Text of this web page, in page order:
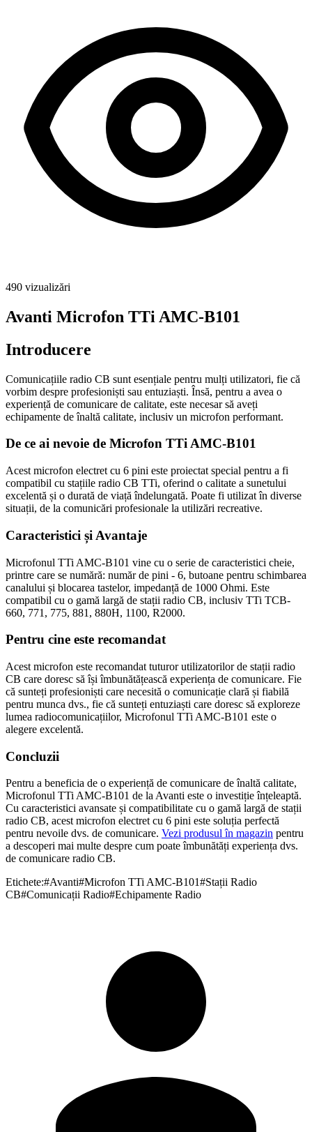
490 vizualizări
Avanti Microfon TTi AMC-B101
Introducere
Comunicațiile radio CB sunt esențiale pentru mulți utilizatori, fie că
vorbim despre profesioniști sau entuziaști. Însă, pentru a avea o
experiență de comunicare de calitate, este necesar să aveți
echipamente de înaltă calitate, inclusiv un microfon performant.
De ce ai nevoie de Microfon TTi AMC-B101
Acest microfon electret cu 6 pini este proiectat special pentru a fi
compatibil cu stațiile radio CB TTi, oferind o calitate a sunetului
excelentă și o durată de viață îndelungată. Poate fi utilizat în diverse
situații, de la comunicări profesionale la utilizări recreative.
Caracteristici și Avantaje
Microfonul TTi AMC-B101 vine cu o serie de caracteristici cheie,
printre care se numără: număr de pini - 6, butoane pentru schimbarea
canalului și blocarea tastelor, impedanță de 1000 Ohmi. Este
compatibil cu o gamă largă de stații radio CB, inclusiv TTi TCB-
660, 771, 775, 881, 880H, 1100, R2000.
Pentru cine este recomandat
Acest microfon este recomandat tuturor utilizatorilor de stații radio
CB care doresc să își îmbunătățească experiența de comunicare. Fie
că sunteți profesioniști care necesită o comunicație clară și fiabilă
pentru munca dvs., fie că sunteți entuziaști care doresc să exploreze
lumea radiocomunicațiilor, Microfonul TTi AMC-B101 este o
alegere excelentă.
Concluzii
Pentru a beneficia de o experiență de comunicare de înaltă calitate,
Microfonul TTi AMC-B101 de la Avanti este o investiție înțeleaptă.
Cu caracteristici avansate și compatibilitate cu o gamă largă de stații
radio CB, acest microfon electret cu 6 pini este soluția perfectă
pentru nevoile dvs. de comunicare. Vezi produsul în magazin pentru
a descoperi mai multe despre cum poate îmbunătăți experiența dvs.
de comunicare radio CB.
Etichete:#Avanti#Microfon TTi AMC-B101#Stații Radio
CB#Comunicații Radio#Echipamente Radio